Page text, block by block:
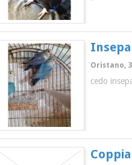
Oristano,
cedo